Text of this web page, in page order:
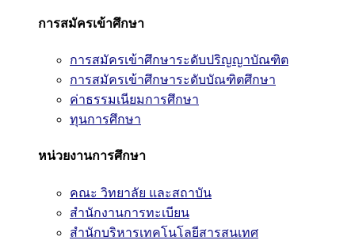
การสมัครเข้าศึกษา
การสมัครเข้าศึกษาระดับปริญญาบัณฑิต
การสมัครเข้าศึกษาระดับบัณฑิตศึกษา
ค่าธรรมเนียมการศึกษา
ทุนการศึกษา
หน่วยงานการศึกษา
คณะ วิทยาลัย และสถาบัน
สำนักงานการทะเบียน
สำนักบริหารเทคโนโลยีสารสนเทศ